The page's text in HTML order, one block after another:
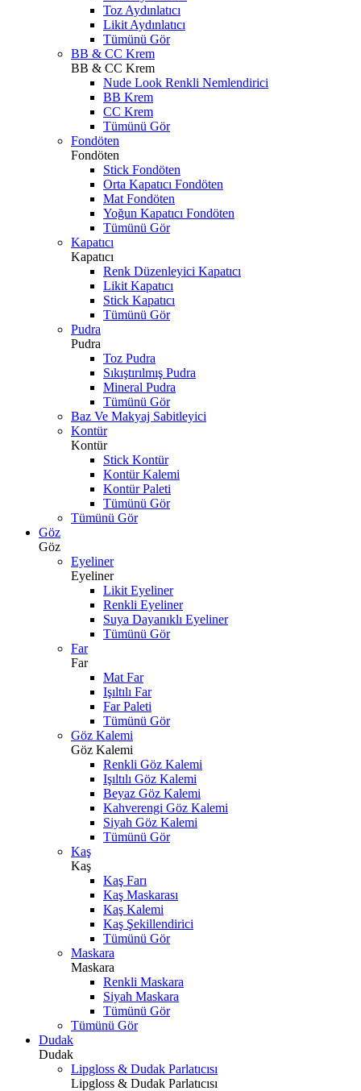
Toz Aydınlatıcı
Likit Aydınlatıcı
Tümünü Gör
BB & CC Krem
BB & CC Krem
Nude Look Renkli Nemlendirici
BB Krem
CC Krem
Tümünü Gör
Fondöten
Fondöten
Stick Fondöten
Orta Kapatıcı Fondöten
Mat Fondöten
Yoğun Kapatıcı Fondöten
Tümünü Gör
Kapatıcı
Kapatıcı
Renk Düzenleyici Kapatıcı
Likit Kapatıcı
Stick Kapatıcı
Tümünü Gör
Pudra
Pudra
Toz Pudra
Sıkıştırılmış Pudra
Mineral Pudra
Tümünü Gör
Baz Ve Makyaj Sabitleyici
Kontür
Kontür
Stick Kontür
Kontür Kalemi
Kontür Paleti
Tümünü Gör
Tümünü Gör
Göz
Göz
Eyeliner
Eyeliner
Likit Eyeliner
Renkli Eyeliner
Suya Dayanıklı Eyeliner
Tümünü Gör
Far
Far
Mat Far
Işıltılı Far
Far Paleti
Tümünü Gör
Göz Kalemi
Göz Kalemi
Renkli Göz Kalemi
Işıltılı Göz Kalemi
Beyaz Göz Kalemi
Kahverengi Göz Kalemi
Siyah Göz Kalemi
Tümünü Gör
Kaş
Kaş
Kaş Farı
Kaş Maskarası
Kaş Kalemi
Kaş Şekillendirici
Tümünü Gör
Maskara
Maskara
Renkli Maskara
Siyah Maskara
Tümünü Gör
Tümünü Gör
Dudak
Dudak
Lipgloss & Dudak Parlatıcısı
Lipgloss & Dudak Parlatıcısı